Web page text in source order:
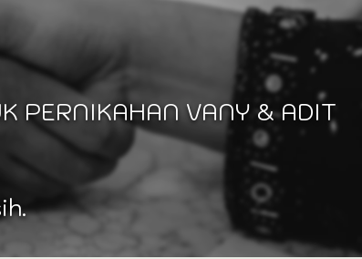
PERNIKAHAN VANY & ADIT